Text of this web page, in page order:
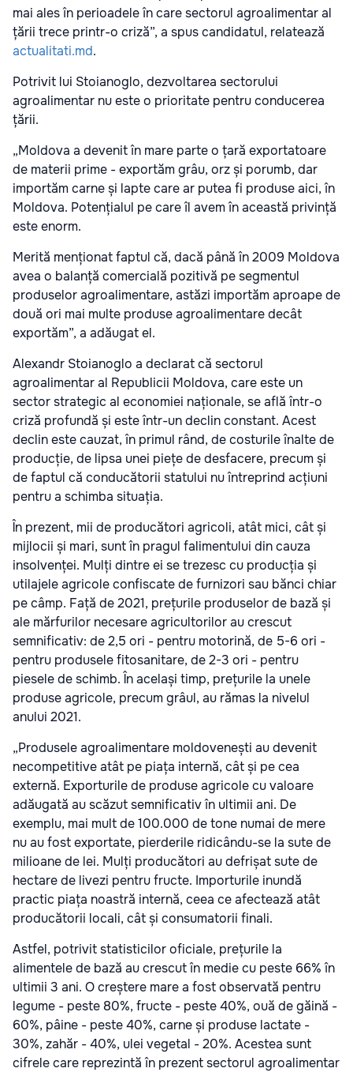
mai ales în perioadele în care sectorul agroalimentar al
țării trece printr-o criză”, a spus candidatul, relatează
actualitati.md.
Potrivit lui Stoianoglo, dezvoltarea sectorului
agroalimentar nu este o prioritate pentru conducerea
țării.
„Moldova a devenit în mare parte o țară exportatoare
de materii prime - exportăm grâu, orz și porumb, dar
importăm carne și lapte care ar putea fi produse aici, în
Moldova. Potențialul pe care îl avem în această privință
este enorm.
Merită menționat faptul că, dacă până în 2009 Moldova
avea o balanță comercială pozitivă pe segmentul
produselor agroalimentare, astăzi importăm aproape de
două ori mai multe produse agroalimentare decât
exportăm”, a adăugat el.
Alexandr Stoianoglo a declarat că sectorul
agroalimentar al Republicii Moldova, care este un
sector strategic al economiei naționale, se află într-o
criză profundă și este într-un declin constant. Acest
declin este cauzat, în primul rând, de costurile înalte de
producție, de lipsa unei piețe de desfacere, precum și
de faptul că conducătorii statului nu întreprind acțiuni
pentru a schimba situația.
În prezent, mii de producători agricoli, atât mici, cât și
mijlocii și mari, sunt în pragul falimentului din cauza
insolvenței. Mulți dintre ei se trezesc cu producția și
utilajele agricole confiscate de furnizori sau bănci chiar
pe câmp. Față de 2021, prețurile produselor de bază și
ale mărfurilor necesare agricultorilor au crescut
semnificativ: de 2,5 ori - pentru motorină, de 5-6 ori -
pentru produsele fitosanitare, de 2-3 ori - pentru
piesele de schimb. În același timp, prețurile la unele
produse agricole, precum grâul, au rămas la nivelul
anului 2021.
„Produsele agroalimentare moldovenești au devenit
necompetitive atât pe piața internă, cât și pe cea
externă. Exporturile de produse agricole cu valoare
adăugată au scăzut semnificativ în ultimii ani. De
exemplu, mai mult de 100.000 de tone numai de mere
nu au fost exportate, pierderile ridicându-se la sute de
milioane de lei. Mulți producători au defrișat sute de
hectare de livezi pentru fructe. Importurile inundă
practic piața noastră internă, ceea ce afectează atât
producătorii locali, cât și consumatorii finali.
Astfel, potrivit statisticilor oficiale, prețurile la
alimentele de bază au crescut în medie cu peste 66% în
ultimii 3 ani. O creștere mare a fost observată pentru
legume - peste 80%, fructe - peste 40%, ouă de găină -
60%, pâine - peste 40%, carne și produse lactate -
30%, zahăr - 40%, ulei vegetal - 20%. Acestea sunt
cifrele care reprezintă în prezent sectorul agroalimentar